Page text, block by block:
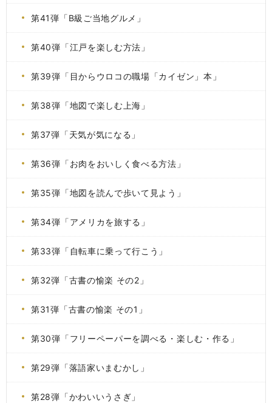
第41弾「B級ご当地グルメ」
第40弾「江戸を楽しむ方法」
第39弾「目からウロコの職場「カイゼン」本」
第38弾「地図で楽しむ上海」
第37弾「天気が気になる」
第36弾「お肉をおいしく食べる方法」
第35弾「地図を読んで歩いて見よう」
第34弾「アメリカを旅する」
第33弾「自転車に乗って行こう」
第32弾「古書の愉楽 その2」
第31弾「古書の愉楽 その1」
第30弾「フリーペーパーを調べる・楽しむ・作る」
第29弾「落語家いまむかし」
第28弾「かわいいうさぎ」